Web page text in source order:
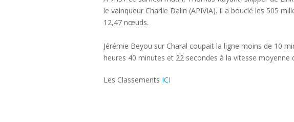
le vainqueur Charlie Dalin (APIVIA). Il a bouclé les 505
12,47 nœuds.
Jérémie Beyou sur Charal coupait la ligne moins de 10
heures 40 minutes et 22 secondes à la vitesse moyenne
Les Classements ICI